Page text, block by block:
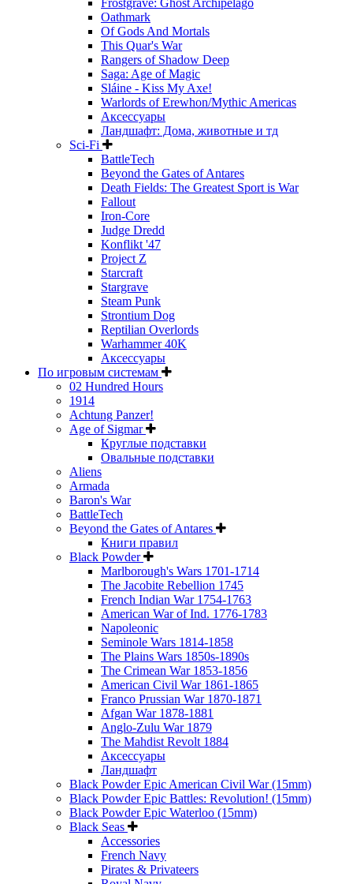
Frostgrave: Ghost Archipelago
Oathmark
Of Gods And Mortals
This Quar's War
Rangers of Shadow Deep
Saga: Age of Magic
Sláine - Kiss My Axe!
Warlords of Erewhon/Mythic Americas
Аксессуары
Ландшафт: Дома, животные и тд
Sci-Fi
BattleTech
Beyond the Gates of Antares
Death Fields: The Greatest Sport is War
Fallout
Iron-Core
Judge Dredd
Konflikt '47
Project Z
Starcraft
Stargrave
Steam Punk
Strontium Dog
Reptilian Overlords
Warhammer 40K
Аксессуары
По игровым системам
02 Hundred Hours
1914
Achtung Panzer!
Age of Sigmar
Круглые подставки
Овальные подставки
Aliens
Armada
Baron's War
BattleTech
Beyond the Gates of Antares
Книги правил
Black Powder
Marlborough's Wars 1701-1714
The Jacobite Rebellion 1745
French Indian War 1754-1763
American War of Ind. 1776-1783
Napoleonic
Seminole Wars 1814-1858
The Plains Wars 1850s-1890s
The Crimean War 1853-1856
American Civil War 1861-1865
Franco Prussian War 1870-1871
Afgan War 1878-1881
Anglo-Zulu War 1879
The Mahdist Revolt 1884
Аксессуары
Ландшафт
Black Powder Epic American Civil War (15mm)
Black Powder Epic Battles: Revolution! (15mm)
Black Powder Epic Waterloo (15mm)
Black Seas
Accessories
French Navy
Pirates & Privateers